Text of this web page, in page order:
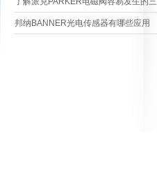
种故障及解决办法
邦纳BANNER光电传感器有哪些应用